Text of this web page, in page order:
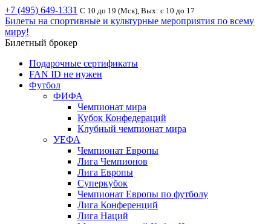
+7 (495) 649-1331 С 10 до 19 (Мск), Вых: с 10 до 17
Билеты на спортивные и культурные мероприятия по всему
миру!
Билетный брокер
Подарочные сертификаты
FAN ID не нужен
Футбол
ФИФА
Чемпионат мира
Кубок Конфедераций
Клубный чемпионат мира
УЕФА
Чемпионат Европы
Лига Чемпионов
Лига Европы
Суперкубок
Чемпионат Европы по футболу
Лига Конференций
Лига Наций